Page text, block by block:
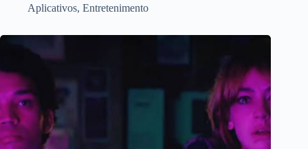
Aplicativos, Entretenimento